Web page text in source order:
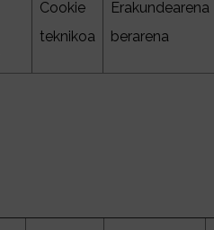
Cookie
teknikoa
Erakundearena
berarena